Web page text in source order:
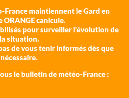
France maintiennent le Gard en
ORANGE canicule.
pour surveiller l'évolution de
la situation.
de vous tenir informés dès que
nécessaire.
le bulletin de météo-France :